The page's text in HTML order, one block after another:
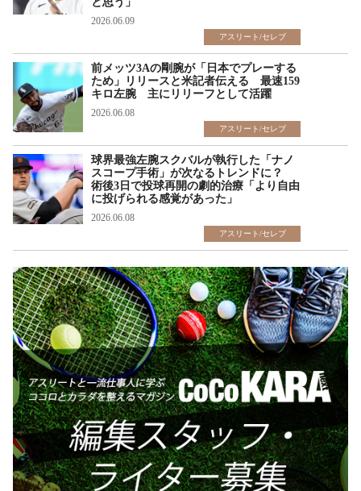
2026.06.09
アスリート/セレブ
前メッツ3Aの剛腕が「日本でプレーする
ため」リリースと米記者伝える 最速159
キロ左腕 主にリリーフとして活躍
2026.06.08
アスリート/セレブ
球界最強左腕スクバルが執行した「ナノ
スコープ手術」が次なるトレンドに？
術後3日で投球再開の劇的治療「より自由
に投げられる感覚があった」
2026.06.08
アスリート/セレブ